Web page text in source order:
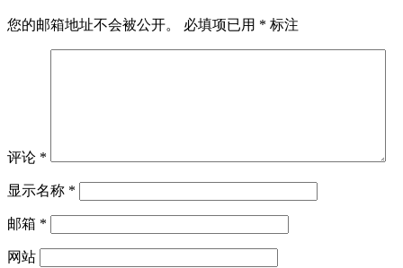
您的邮箱地址不会被公开。 必填项已用 * 标注
评论 *
显示名称 *
邮箱 *
网站